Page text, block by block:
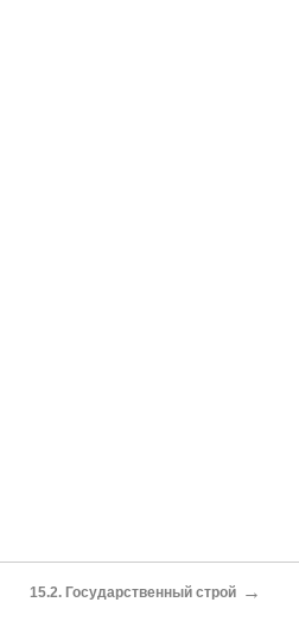
15.2. Государственный строй →